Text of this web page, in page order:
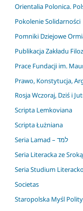
Orientalia Polonica.
Pokolenie Solidarności
Pomniki Dziejowe
Publikacja Zakładu
Prace Fundacji im.
Prawo, Konstytucja,
Rosja Wczoraj, Dziś i
Scripta Lemkoviana
Scripta Łużniana
Seria Lamad – למד
Seria Literacka ze Sroką
Seria Studium
Societas
Staropolska Myśl